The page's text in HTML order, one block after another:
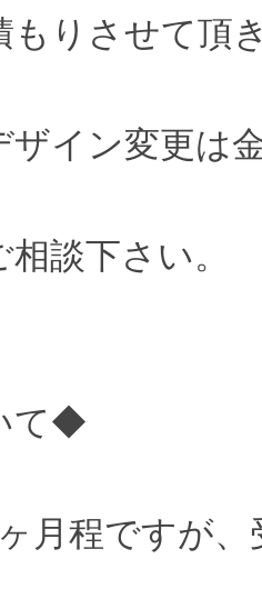
もりさせて頂
ザイン変更は
談下さい。
て◆
月程ですが